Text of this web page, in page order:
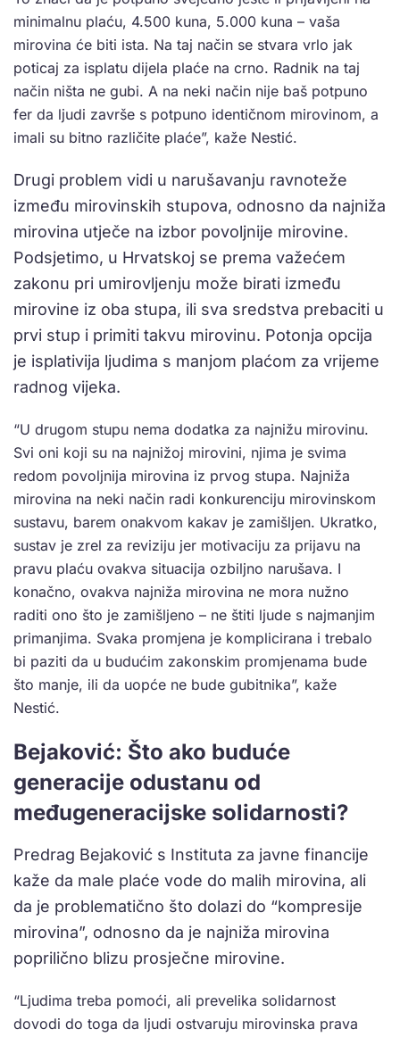
minimalnu plaću, 4.500 kuna, 5.000 kuna – vaša
mirovina će biti ista. Na taj način se stvara vrlo jak
poticaj za isplatu dijela plaće na crno. Radnik na taj
način ništa ne gubi. A na neki način nije baš potpuno
fer da ljudi završe s potpuno identičnom mirovinom, a
imali su bitno različite plaće”, kaže Nestić.
Drugi problem vidi u narušavanju ravnoteže
između mirovinskih stupova, odnosno da najniža
mirovina utječe na izbor povoljnije mirovine.
Podsjetimo, u Hrvatskoj se prema važećem
zakonu pri umirovljenju može birati između
mirovine iz oba stupa, ili sva sredstva prebaciti u
prvi stup i primiti takvu mirovinu. Potonja opcija
je isplativija ljudima s manjom plaćom za vrijeme
radnog vijeka.
“U drugom stupu nema dodatka za najnižu mirovinu.
Svi oni koji su na najnižoj mirovini, njima je svima
redom povoljnija mirovina iz prvog stupa. Najniža
mirovina na neki način radi konkurenciju mirovinskom
sustavu, barem onakvom kakav je zamišljen. Ukratko,
sustav je zrel za reviziju jer motivaciju za prijavu na
pravu plaću ovakva situacija ozbiljno narušava. I
konačno, ovakva najniža mirovina ne mora nužno
raditi ono što je zamišljeno – ne štiti ljude s najmanjim
primanjima. Svaka promjena je komplicirana i trebalo
bi paziti da u budućim zakonskim promjenama bude
što manje, ili da uopće ne bude gubitnika”, kaže
Nestić.
Bejaković: Što ako buduće
generacije odustanu od
međugeneracijske solidarnosti?
Predrag Bejaković s Instituta za javne financije
kaže da male plaće vode do malih mirovina, ali
da je problematično što dolazi do “kompresije
mirovina”, odnosno da je najniža mirovina
poprilično blizu prosječne mirovine.
“Ljudima treba pomoći, ali prevelika solidarnost
dovodi do toga da ljudi ostvaruju mirovinska prava